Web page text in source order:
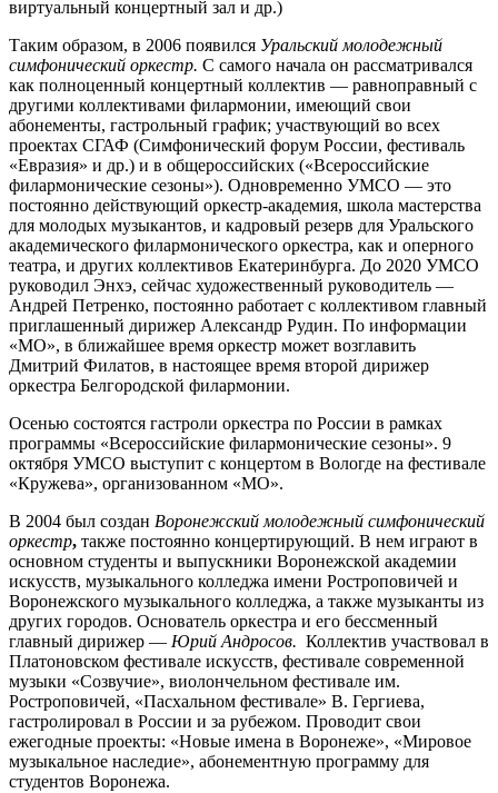
виртуальный концертный зал и др.)
Таким образом, в 2006 появился Уральский молодежный
симфонический оркестр. С самого начала он рассматривался
как полноценный концертный коллектив — равноправный с
другими коллективами филармонии, имеющий свои
абонементы, гастрольный график; участвующий во всех
проектах СГАФ (Симфонический форум России, фестиваль
«Евразия» и др.) и в общероссийских («Всероссийские
филармонические сезоны»). Одновременно УМСО — это
постоянно действующий оркестр-академия, школа мастерства
для молодых музыкантов, и кадровый резерв для Уральского
академического филармонического оркестра, как и оперного
театра, и других коллективов Екатеринбурга. До 2020 УМСО
руководил Энхэ, сейчас художественный руководитель —
Андрей Петренко, постоянно работает с коллективом главный
приглашенный дирижер Александр Рудин. По информации
«МО», в ближайшее время оркестр может возглавить
Дмитрий Филатов, в настоящее время второй дирижер
оркестра Белгородской филармонии.
Осенью состоятся гастроли оркестра по России в рамках
программы «Всероссийские филармонические сезоны». 9
октября УМСО выступит с концертом в Вологде на фестивале
«Кружева», организованном «МО».
В 2004 был создан Воронежский молодежный симфонический
оркестр, также постоянно концертирующий. В нем играют в
основном студенты и выпускники Воронежской академии
искусств, музыкального колледжа имени Ростроповичей и
Воронежского музыкального колледжа, а также музыканты из
других городов. Основатель оркестра и его бессменный
главный дирижер — Юрий Андросов. Коллектив участвовал в
Платоновском фестивале искусств, фестивале современной
музыки «Созвучие», виолончельном фестивале им.
Ростроповичей, «Пасхальном фестивале» В. Гергиева,
гастролировал в России и за рубежом. Проводит свои
ежегодные проекты: «Новые имена в Воронеже», «Мировое
музыкальное наследие», абонементную программу для
студентов Воронежа.